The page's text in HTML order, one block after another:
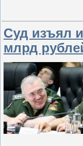
Суд изъял
млрд